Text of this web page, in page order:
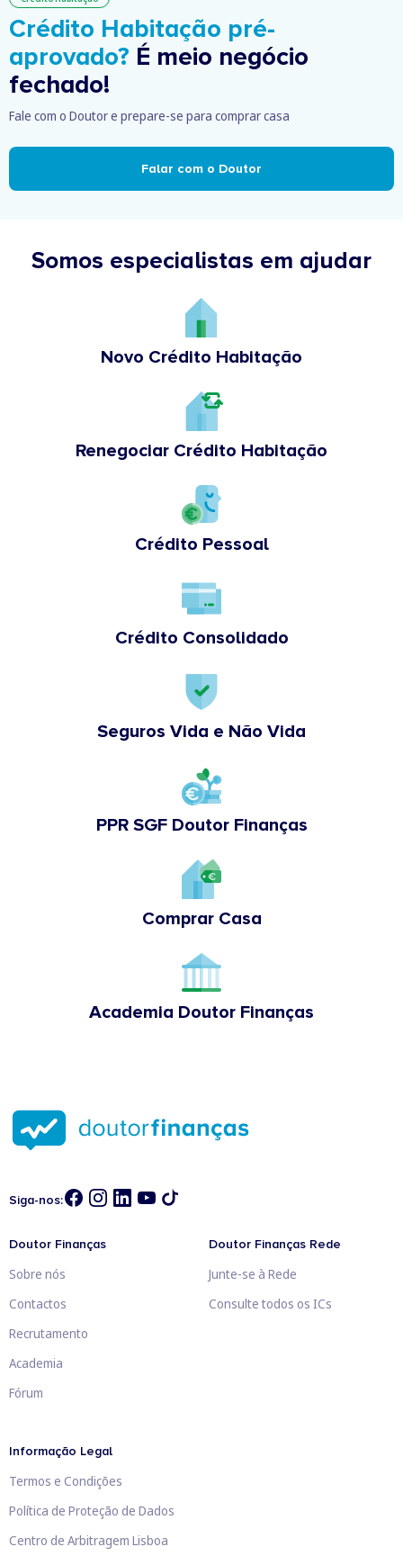
Crédito Habitação pré-
aprovado? É meio negócio
fechado!
Fale com o Doutor e prepare-se para comprar casa
Falar com o Doutor
Somos especialistas em ajudar
Novo Crédito Habitação
Renegociar Crédito Habitação
Crédito Pessoal
Crédito Consolidado
Seguros Vida e Não Vida
PPR SGF Doutor Finanças
Comprar Casa
Academia Doutor Finanças
Siga-nos:
Doutor Finanças
Sobre nós
Contactos
Recrutamento
Academia
Fórum
Doutor Finanças Rede
Junte-se à Rede
Consulte todos os ICs
Informação Legal
Termos e Condições
Política de Proteção de Dados
Centro de Arbitragem Lisboa